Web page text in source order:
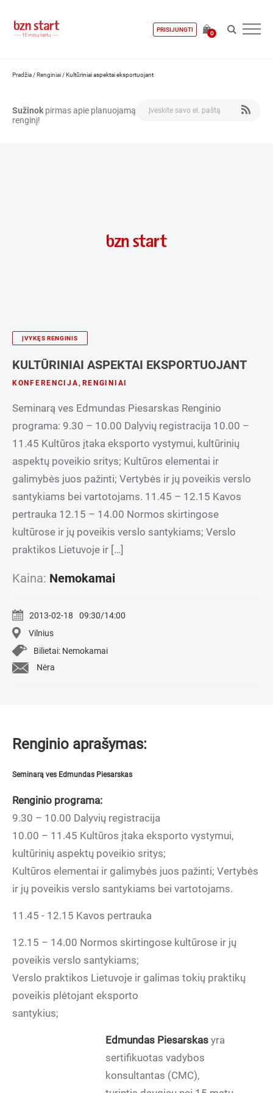
PRISIJUNGTI
0
Pradžia /Renginiai /Kultūriniai aspektai eksportuojant
Sužinok pirmas apie planuojamą
renginį!
ĮVYKĘS RENGINIS
KULTŪRINIAI ASPEKTAI EKSPORTUOJANT
KONFERENCIJA, RENGINIAI
Seminarą ves Edmundas Piesarskas Renginio
programa: 9.30 – 10.00 Dalyvių registracija 10.00 –
11.45 Kultūros įtaka eksporto vystymui, kultūrinių
aspektų poveikio sritys; Kultūros elementai ir
galimybės juos pažinti; Vertybės ir jų poveikis verslo
santykiams bei vartotojams. 11.45 – 12.15 Kavos
pertrauka 12.15 – 14.00 Normos skirtingose
kultūrose ir jų poveikis verslo santykiams; Verslo
praktikos Lietuvoje ir […]
Kaina: Nemokamai
2013-02-18
09:30/14:00
Vilnius
Bilietai: Nemokamai
Nėra
Renginio aprašymas:
Seminarą ves Edmundas Piesarskas
Renginio programa:
9.30 – 10.00 Dalyvių registracija
10.00 – 11.45 Kultūros įtaka eksporto vystymui,
kultūrinių aspektų poveikio sritys;
Kultūros elementai ir galimybės juos pažinti; Vertybės
ir jų poveikis verslo santykiams bei vartotojams.
11.45 - 12.15 Kavos pertrauka
12.15 – 14.00 Normos skirtingose kultūrose ir jų
poveikis verslo santykiams;
Verslo praktikos Lietuvoje ir galimas tokių praktikų
poveikis plėtojant eksporto
santykius;
Edmundas Piesarskas yra
sertifikuotas vadybos
konsultantas (CMC),